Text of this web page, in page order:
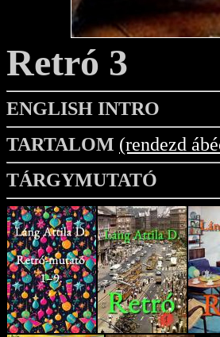
Retró 3
ENGLISH INTRO
TARTALOM (rendezd
TÁRGYMUTATÓ